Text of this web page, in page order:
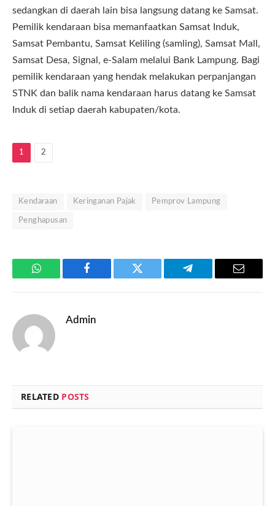
sedangkan di daerah lain bisa langsung datang ke Samsat.
Pemilik kendaraan bisa memanfaatkan Samsat Induk,
Samsat Pembantu, Samsat Keliling (samling), Samsat Mall,
Samsat Desa, Signal, e-Salam melalui Bank Lampung. Bagi
pemilik kendaraan yang hendak melakukan perpanjangan
STNK dan balik nama kendaraan harus datang ke Samsat
Induk di setiap daerah kabupaten/kota.
1 2
Kendaraan Keringanan Pajak Pemprov Lampung
Penghapusan
WhatsApp Facebook Twitter Telegram Email
Admin
RELATED POSTS